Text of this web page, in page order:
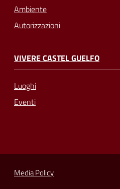
Ambiente
Autorizzazioni
VIVERE CASTEL GUELFO
Luoghi
Eventi
Media Policy